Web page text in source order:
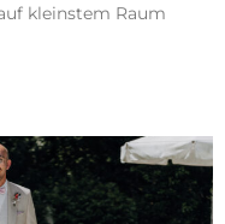
kleinstem Raum